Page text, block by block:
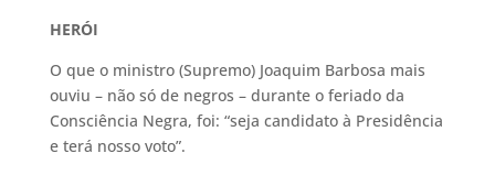
HERÓI
O que o ministro (Supremo) Joaquim Barbosa mais
ouviu – não só de negros – durante o feriado da
Consciência Negra, foi: “seja candidato à Presidência
e terá nosso voto”.